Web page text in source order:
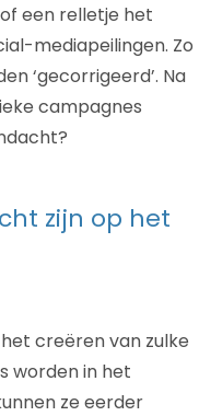
een relletje het
mediapeilingen. Zo
‘gecorrigeerd’. Na
campagnes
zijn op het
creëren van zulke
worden in het
ze eerder